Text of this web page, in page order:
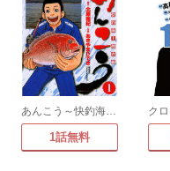
1話無料